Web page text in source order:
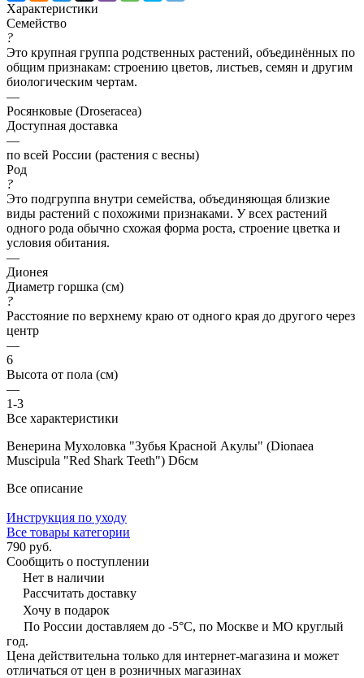
Характеристики
Семейство
?
Это крупная группа родственных растений, объединённых по
общим признакам: строению цветов, листьев, семян и другим
биологическим чертам.
—
Росянковые (Droseracea)
Доступная доставка
—
по всей России (растения с весны)
Род
?
Это подгруппа внутри семейства, объединяющая близкие
виды растений с похожими признаками. У всех растений
одного рода обычно схожая форма роста, строение цветка и
условия обитания.
—
Дионея
Диаметр горшка (см)
?
Расстояние по верхнему краю от одного края до другого через
центр
—
6
Высота от пола (см)
—
1-3
Все характеристики
Венерина Мухоловка "Зубья Красной Акулы" (Dionaea
Muscipula "Red Shark Teeth") D6см
Все описание
Инструкция по уходу
Все товары категории
790 руб.
Сообщить о поступлении
Нет в наличии
Рассчитать доставку
Хочу в подарок
По России доставляем до -5°C, по Москве и МО круглый
год.
Цена действительна только для интернет-магазина и может
отличаться от цен в розничных магазинах